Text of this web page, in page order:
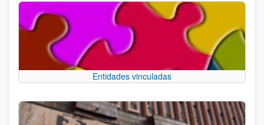
Entidades vinculadas